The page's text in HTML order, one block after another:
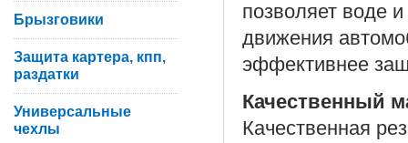
позволяет воде
движения
эффективнее
Качественный
Качественная
Брызговики
Защита картера, кпп,
раздатки
Универсальные
чехлы